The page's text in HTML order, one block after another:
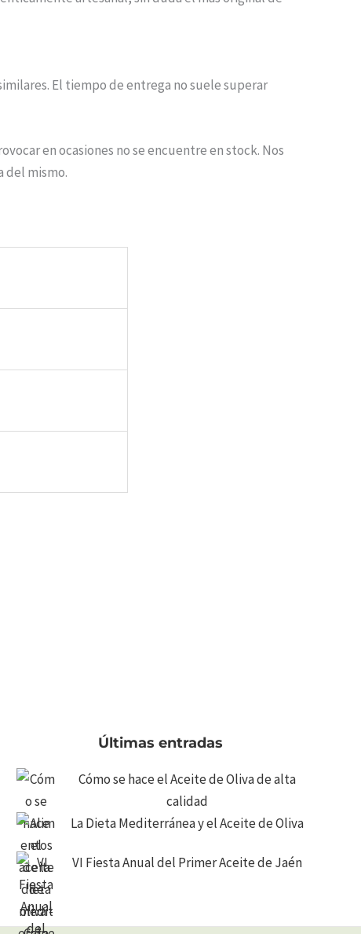
El tiempo de entrega no suele superar
en ocasiones no se encuentre en stock. Nos
del mismo.
Últimas entradas
Cómo se hace el Aceite de Oliva de alta
calidad
La Dieta Mediterránea y el Aceite de Oliva
VI Fiesta Anual del Primer Aceite de Jaén